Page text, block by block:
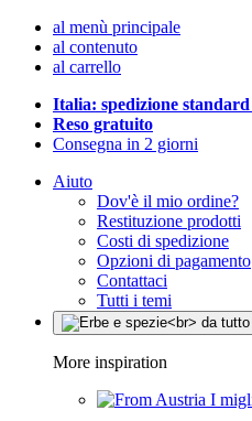
al menù principale
al contenuto
al carrello
Italia: spedizione
Reso gratuito
Consegna in 2 giorni
Aiuto
Dov'è il mio ordine?
Restituzione prodotti
Costi di spedizione
Opzioni di pagamento
Contattaci
Tutti i temi
More inspiration
I